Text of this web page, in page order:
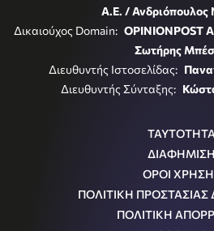
Α.Ε. / Ανδριόπουλος
Δικαιούχος Domain: OPINIONPOST
Σωτήρης
Διευθυντής Ιστοσελίδας:
Διευθυντής Σύνταξης:
ΔΙΑΦΗΜΙΣΗ
ΟΡΟΙ
ΠΟΛΙΤΙΚΗ
ΠΟΛΙΤΙΚΗ